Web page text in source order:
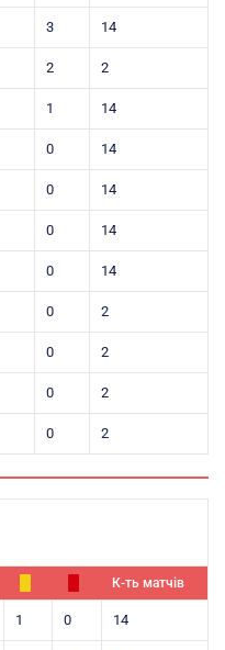
3 14
2 2
1 14
0 14
0 14
0 14
0 14
0 2
0 2
0 2
0 2
К-ть матчів
1 0 14